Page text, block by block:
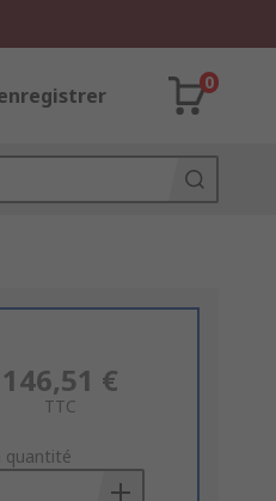
0
146,51 €
TTC
quantité